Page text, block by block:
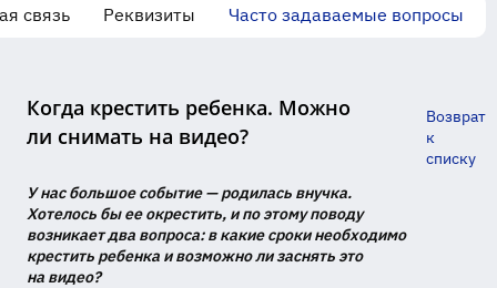
связь Реквизиты Часто задаваемые вопросы
Когда крестить ребенка. Можно
ли снимать на видео?
У нас большое событие — родилась внучка.
Хотелось бы ее окрестить, и по этому поводу
возникает два вопроса: в какие сроки необходимо
крестить ребенка и возможно ли заснять это
на видео?
Возврат
к
списку